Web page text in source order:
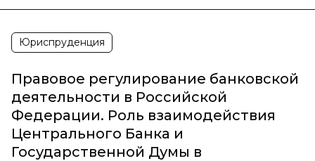
Юриспруденция
Правовое регулирование банковской
деятельности в Российской
Федерации. Роль взаимодействия
Центрального Банка и
Государственной Думы в